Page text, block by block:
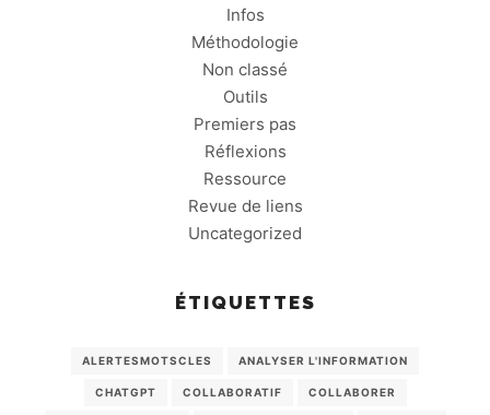
Infos
Méthodologie
Non classé
Outils
Premiers pas
Réflexions
Ressource
Revue de liens
Uncategorized
ÉTIQUETTES
ALERTESMOTSCLES ANALYSER L'INFORMATION
CHATGPT COLLABORATIF COLLABORER